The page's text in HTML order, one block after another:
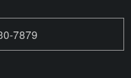
7879